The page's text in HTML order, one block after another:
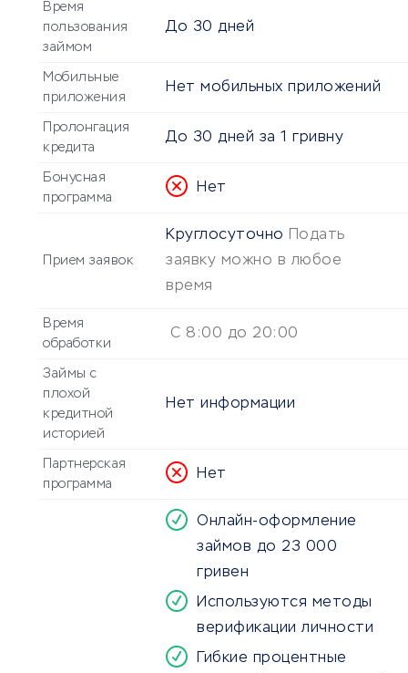
Время
пользования
займом
До 30 дней
Мобильные
приложения
Нет мобильных приложений
Пролонгация
кредита
До 30 дней за 1 гривну
Бонусная
программа
Нет
Прием заявок
Круглосуточно Подать
заявку можно в любое
время
Время
обработки
С 8:00 до 20:00
Займы с
плохой
кредитной
историей
Нет информации
Партнерская
программа
Нет
Онлайн-оформление
займов до 23 000
гривен
Используются методы
верификации личности
Гибкие процентные